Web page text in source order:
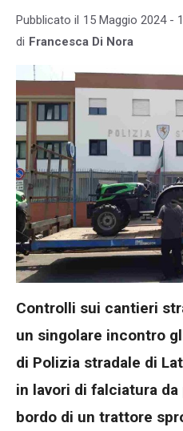
Pubblicato il 15 Maggio 2024 -
di Francesca Di Nora
Controlli sui cantieri
un singolare incontro
di Polizia stradale di
in lavori di falciatura
bordo di un trattore